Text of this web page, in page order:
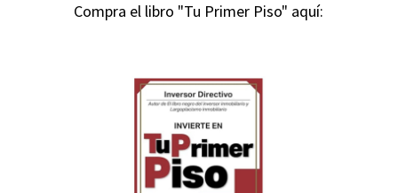
Compra el libro "Tu Primer Piso" aquí: